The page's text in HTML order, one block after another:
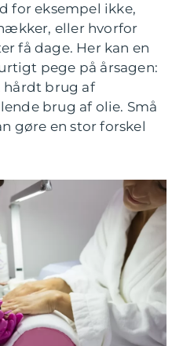
for eksempel ikke,
eller hvorfor
få dage. Her kan en
pege på årsagen:
hårdt brug af
brug af olie. Små
gøre en stor forskel